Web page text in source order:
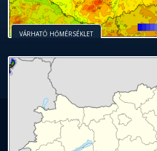
VÁRHATÓ HŐMÉRSÉKLET